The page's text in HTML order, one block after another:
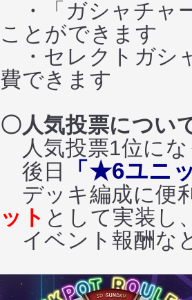
・「ガシャチャ
ことができます
・セレクトガシ
費できます
〇人気投票につい
人気投票1位に
後日
「★6ユニ
デッキ編成に便
ット として実装し
イベント報酬な